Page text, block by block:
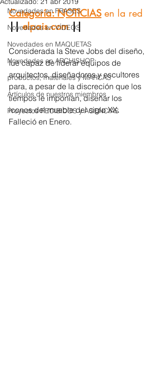
Novedades en FRASES
Novedades en VÍDEOS
Novedades en MAQUETAS
Novedades en ARCHISHOP
productos, materiales y MARCAS
Artículos de nuestros miembros
Proyectos RECIBIDOS y AGENCIAS
Categoría: NOTICIAS en la red
|| elpais.com ||
Considerada la Steve Jobs del diseño,
fué capaz de liderar equipos de
arquitectos, diseñadores y escultores
para, a pesar de la discreción que los
tiempos le imponían, diseñar los
iconos del mueble del siglo XX.
Falleció en Enero.